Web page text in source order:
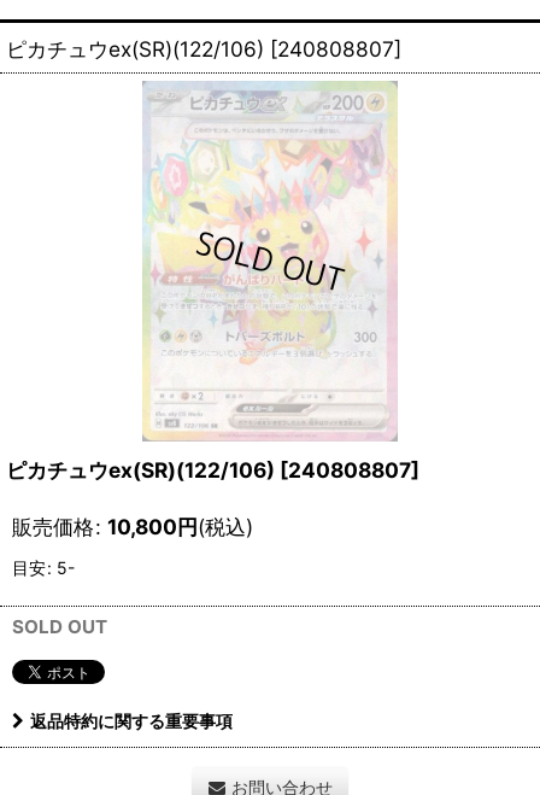
ピカチュウex(SR)(122/106) [240808807]
ピカチュウex(SR)(122/106) [240808807]
販売価格: 10,800円(税込)
目安: 5-
SOLD OUT
返品特約に関する重要事項
お問い合わせ